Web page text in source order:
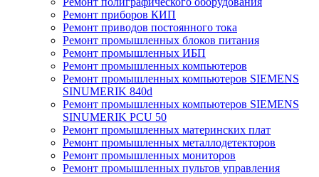
Ремонт приборов КИП
Ремонт приводов постоянного тока
Ремонт промышленных блоков питания
Ремонт промышленных ИБП
Ремонт промышленных компьютеров
Ремонт промышленных компьютеров SIEMENS
SINUMERIK 840d
Ремонт промышленных компьютеров SIEMENS
SINUMERIK PCU 50
Ремонт промышленных материнских плат
Ремонт промышленных металлодетекторов
Ремонт промышленных мониторов
Ремонт промышленных пультов управления